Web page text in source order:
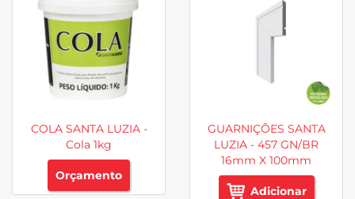
COLA SANTA LUZIA -
Cola 1kg
Orçamento
GUARNIÇÕES SANTA
LUZIA - 457 GN/BR
16mm X 100mm
Adicionar